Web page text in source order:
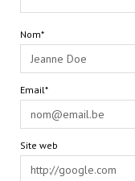
Nom*
Email*
Site web